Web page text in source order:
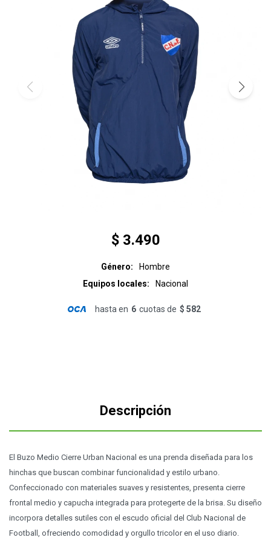
$ 3.490
Género
Hombre
Equipos locales
Nacional
hasta en 6 cuotas de $ 582
Descripción
El Buzo Medio Cierre Urban Nacional es una prenda diseñada para los
hinchas que buscan combinar funcionalidad y estilo urbano.
Confeccionado con materiales suaves y resistentes, presenta cierre
frontal medio y capucha integrada para protegerte de la brisa. Su diseño
incorpora detalles sutiles con el escudo oficial del Club Nacional de
Football, ofreciendo comodidad y orgullo tricolor en el uso diario.